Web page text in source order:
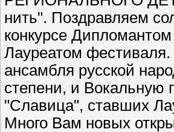
нить". Поздравляем
конкурсе
Лауреатом
ансамбля русской
степени, и Вокальную
"Славица", ставших
Много Вам новых